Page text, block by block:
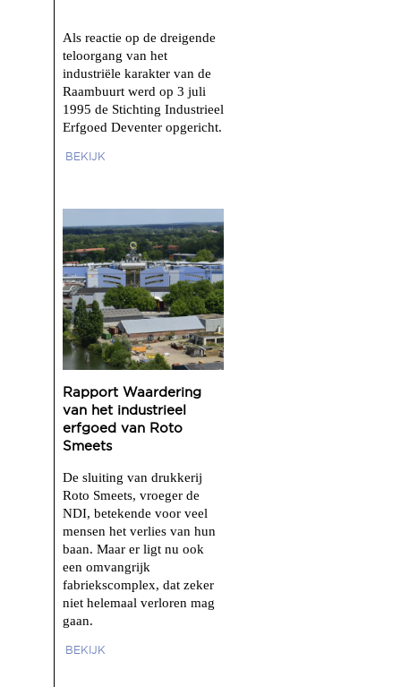
Als reactie op de dreigende
teloorgang van het
industriële karakter van de
Raambuurt werd op 3 juli
1995 de Stichting Industrieel
Erfgoed Deventer opgericht.
BEKIJK
Rapport Waardering
van het industrieel
erfgoed van Roto
Smeets
De sluiting van drukkerij
Roto Smeets, vroeger de
NDI, betekende voor veel
mensen het verlies van hun
baan. Maar er ligt nu ook
een omvangrijk
fabriekscomplex, dat zeker
niet helemaal verloren mag
gaan.
BEKIJK